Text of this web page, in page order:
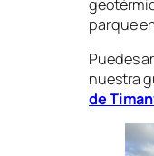
parque
Puedes
nuestra
de